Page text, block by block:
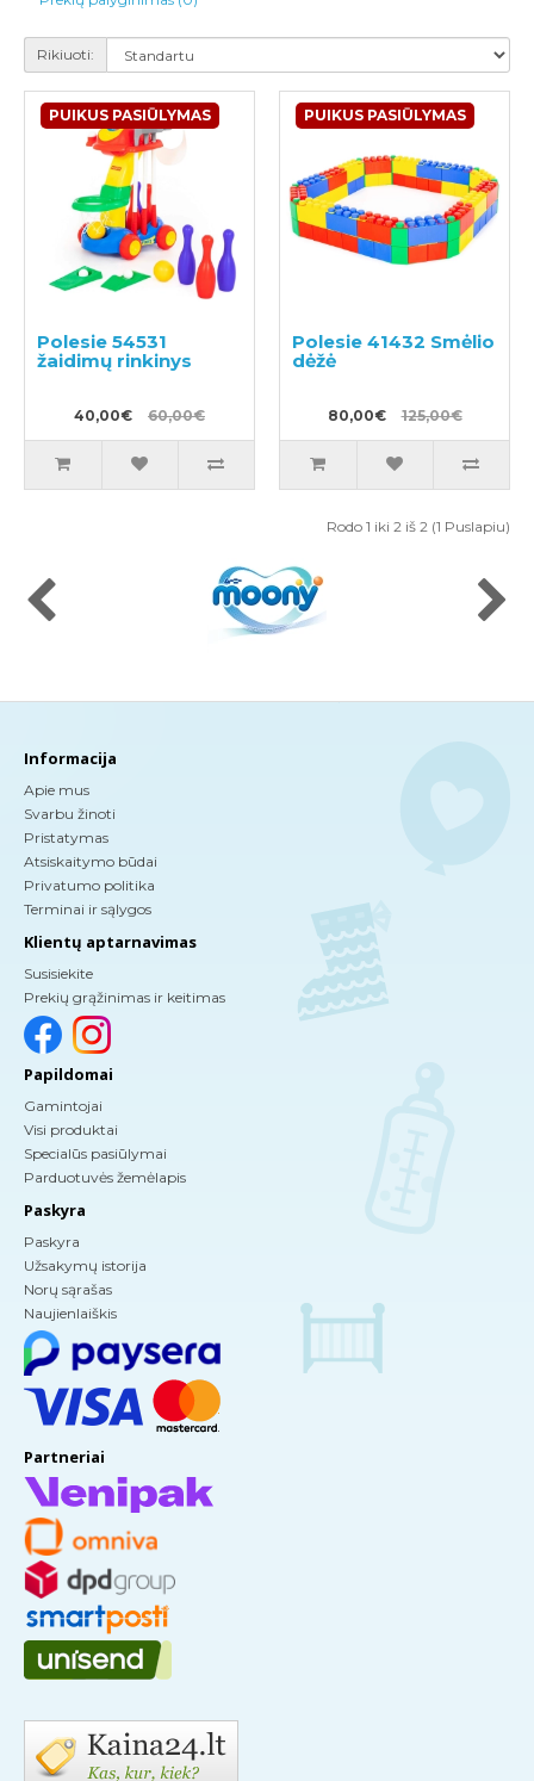
Rikiuoti:
PUIKUS PASIŪLYMAS
Polesie 54531
žaidimų rinkinys
40,00€ 60,00€
PUIKUS PASIŪLYMAS
Polesie 41432 Smėlio
dėžė
80,00€ 125,00€
Rodo 1 iki 2 iš 2 (1 Puslapiu)
Informacija
Apie mus
Svarbu žinoti
Pristatymas
Atsiskaitymo būdai
Privatumo politika
Terminai ir sąlygos
Klientų aptarnavimas
Susisiekite
Prekių grąžinimas ir keitimas
Papildomai
Gamintojai
Visi produktai
Specialūs pasiūlymai
Parduotuvės žemėlapis
Paskyra
Paskyra
Užsakymų istorija
Norų sąrašas
Naujienlaiškis
Partneriai